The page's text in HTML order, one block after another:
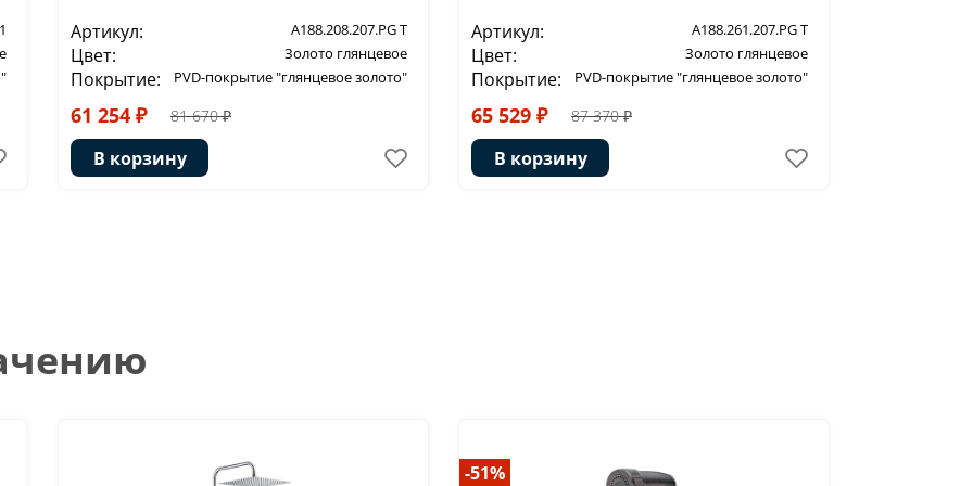
Артикул: A188.208.207.PG T
Цвет: Золото глянцевое
Покрытие: PVD-покрытие "глянцевое золото"
61 254 ₽ 81 670 ₽
В корзину
Артикул: A188.261.207.PG T
Цвет: Золото глянцевое
Покрытие: PVD-покрытие "глянцевое золото"
65 529 ₽ 87 370 ₽
В корзину
-51%